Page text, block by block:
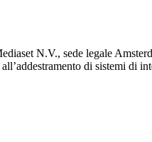
N.V., sede legale
di sistemi di